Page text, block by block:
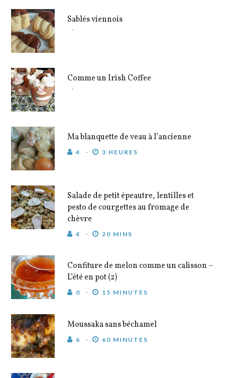
Sablés viennois
Comme un Irish Coffee
Ma blanquette de veau à l’ancienne
4 3 HEURES
Salade de petit épeautre, lentilles et
pesto de courgettes au fromage de
chèvre
4 20 MINS
Confiture de melon comme un calisson –
L’été en pot (2)
0 15 MINUTES
Moussaka sans béchamel
6 60 MINUTES